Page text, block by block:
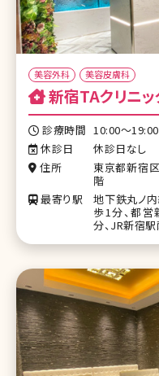
美容外科 美容皮膚科
新宿TAクリニッ
診療時間 10:00～19:00
休診日
休診日なし
住所
東京都新宿
階
最寄り駅
地下鉄丸ノ
歩1分、都
分、JR新宿